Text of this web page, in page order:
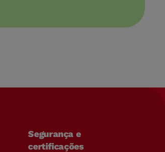
Segurança e
certificações